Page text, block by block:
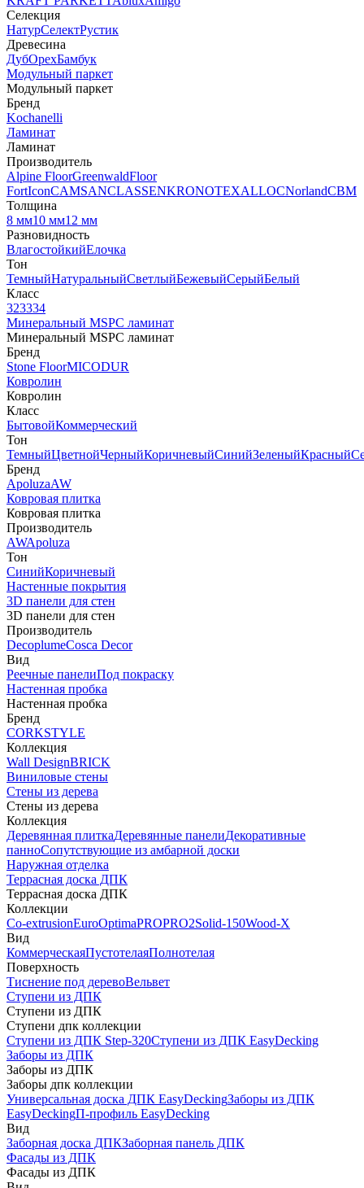
Селекция
НатурСелектРустик
Древесина
ДубОрехБамбук
Модульный паркет
Модульный паркет
Бренд
Kochanelli
Ламинат
Ламинат
Производитель
Alpine FloorGreenwaldFloor
FortIconCAMSANCLASSENKRONOTEXALLOCNorlandCBM
Толщина
8 мм10 мм12 мм
Разновидность
ВлагостойкийЕлочка
Тон
ТемныйНатуральныйСветлыйБежевыйСерыйБелый
Класс
323334
Минеральный MSPC ламинат
Минеральный MSPC ламинат
Бренд
Stone FloorMICODUR
Ковролин
Ковролин
Класс
БытовойКоммерческий
Тон
ТемныйЦветнойЧерныйКоричневыйСинийЗеленыйКрасный
Бренд
ApoluzaAW
Ковровая плитка
Ковровая плитка
Производитель
AWApoluza
Тон
СинийКоричневый
Настенные покрытия
3D панели для стен
3D панели для стен
Производитель
DecoplumeCosca Decor
Вид
Реечные панелиПод покраску
Настенная пробка
Настенная пробка
Бренд
CORKSTYLE
Коллекция
Wall DesignBRICK
Виниловые стены
Стены из дерева
Стены из дерева
Коллекция
Деревянная плиткаДеревянные панелиДекоративные
панноСопутствующие из амбарной доски
Наружная отделка
Террасная доска ДПК
Террасная доска ДПК
Коллекции
Co-extrusionEuroOptimaPROPRO2Solid-150Wood-X
Вид
КоммерческаяПустотелаяПолнотелая
Поверхность
Тиснение под деревоВельвет
Ступени из ДПК
Ступени из ДПК
Ступени дпк коллекции
Ступени из ДПК Step-320Ступени из ДПК EasyDecking
Заборы из ДПК
Заборы из ДПК
Заборы дпк коллекции
Универсальная доска ДПК EasyDeckingЗаборы из ДПК
EasyDeckingП-профиль EasyDecking
Вид
Заборная доска ДПКЗаборная панель ДПК
Фасады из ДПК
Фасады из ДПК